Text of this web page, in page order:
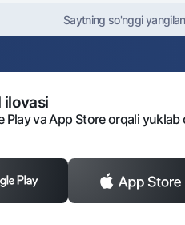
Saytning so'nggi
ilovasi
Play va App Store orqali yuklab